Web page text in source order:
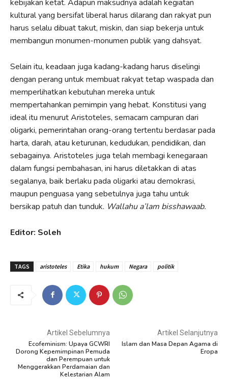
kebijakan ketat. Adapun maksudnya adalah kegiatan
kultural yang bersifat liberal harus dilarang dan rakyat pun
harus selalu dibuat takut, miskin, dan siap bekerja untuk
membangun monumen-monumen publik yang dahsyat.
Selain itu, keadaan juga kadang-kadang harus diselingi
dengan perang untuk membuat rakyat tetap waspada dan
memperlihatkan kebutuhan mereka untuk
mempertahankan pemimpin yang hebat. Konstitusi yang
ideal itu menurut Aristoteles, semacam campuran dari
oligarki, pemerintahan orang-orang tertentu berdasar pada
harta, darah, atau keturunan, kedudukan, pendidikan, dan
sebagainya. Aristoteles juga telah membagi kenegaraan
dalam fungsi pembahasan, ini harus diletakkan di atas
segalanya, baik berlaku pada oligarki atau demokrasi,
maupun penguasa yang sebetulnya juga tahu untuk
bersikap patuh dan tunduk. Wallahu a’lam bisshawaab.
Editor: Soleh
TAGS aristoteles Etika hukum Negara politik
Artikel Sebelumnya
Ecofeminism: Upaya GCWRI
Dorong Kepemimpinan Pemuda
dan Perempuan untuk
Menggerakkan Perdamaian dan
Kelestarian Alam
Artikel Selanjutnya
Islam dan Masa Depan Agama di
Eropa